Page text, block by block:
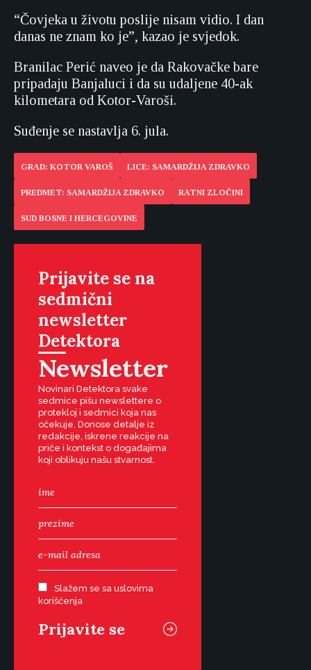
“Čovjeka u životu poslije nisam vidio. I dan
danas ne znam ko je”, kazao je svjedok.
Branilac Perić naveo je da Rakovačke bare
pripadaju Banjaluci i da su udaljene 40-ak
kilometara od Kotor-Varoši.
Suđenje se nastavlja 6. jula.
GRAD: KOTOR VAROŠ LICE: SAMARDŽIJA ZDRAVKO
PREDMET: SAMARDŽIJA ZDRAVKO RATNI ZLOČINI
SUD BOSNE I HERCEGOVINE
Prijavite se na
sedmični
newsletter
Detektora
Newsletter
Novinari Detektora svake
sedmice pišu newslettere o
protekloj i sedmici koja nas
očekuje. Donose detalje iz
redakcije, iskrene reakcije na
priče i kontekst o događajima
koji oblikuju našu stvarnost.
Slažem se sa uslovima
korišćenja